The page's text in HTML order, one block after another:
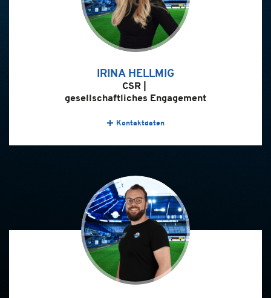
IRINA HELLMIG
CSR |
gesellschaftliches Engagement
Kontaktdaten